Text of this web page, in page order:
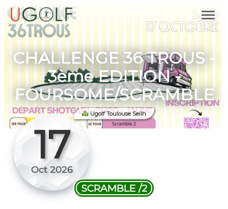
CHALLENGE 36 TROUS -
3ème EDITION -
FOURSOME/SCRAMBLE
Ugolf Toulouse Seilh
17
Oct 2026
SCRAMBLE /2